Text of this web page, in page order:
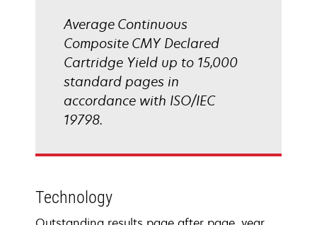
Average Continuous
Composite CMY Declared
Cartridge Yield up to 15,000
standard pages in
accordance with ISO/IEC
19798.
Technology